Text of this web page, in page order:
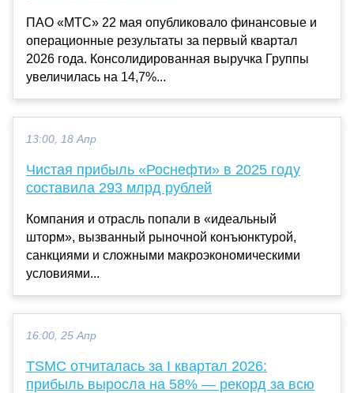
ПАО «МТС» 22 мая опубликовало финансовые и
операционные результаты за первый квартал
2026 года. Консолидированная выручка Группы
увеличилась на 14,7%...
13:00, 18 Апр
Чистая прибыль «Роснефти» в 2025 году
составила 293 млрд рублей
Компания и отрасль попали в «идеальный
шторм», вызванный рыночной конъюнктурой,
санкциями и сложными макроэкономическими
условиями...
16:00, 25 Апр
TSMC отчиталась за I квартал 2026:
прибыль выросла на 58% — рекорд за всю